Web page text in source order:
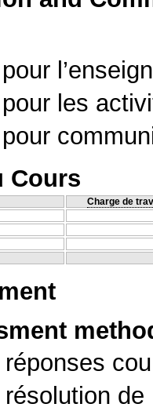
les
Cours
Charge de
de